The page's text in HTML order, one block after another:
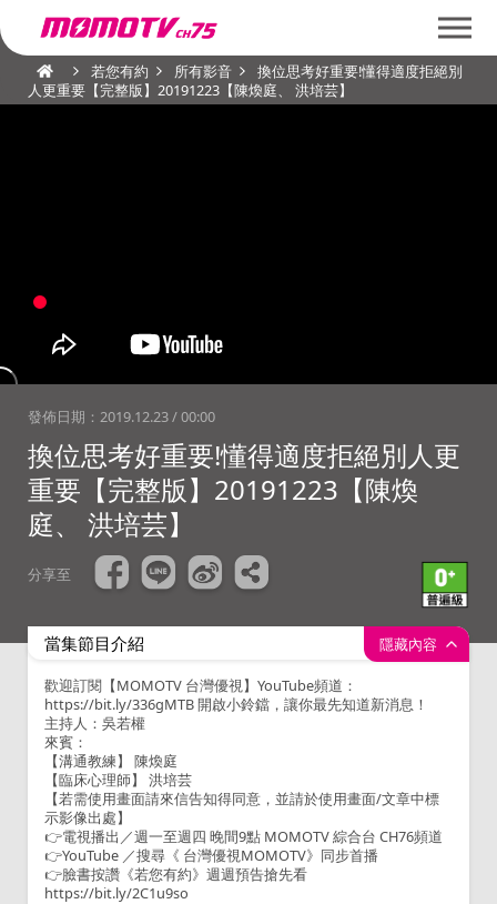
若您有約 所有影音
換位思考好重要!懂得適度拒絕別
人更重要【完整版】20191223【陳煥庭、 洪培芸】
發佈日期： 2019.12.23 / 00:00
換位思考好重要!懂得適度拒絕別人更
重要【完整版】20191223【陳煥
庭、 洪培芸】
分享至
當集節目介紹 隱藏內容
歡迎訂閱【MOMOTV 台灣優視】YouTube頻道：
https://bit.ly/336gMTB 開啟小鈴鐺，讓你最先知道新消息！
主持人：吳若權
來賓：
【溝通教練】 陳煥庭
【臨床心理師】 洪培芸
【若需使用畫面請來信告知得同意，並請於使用畫面/文章中標
示影像出處】
👉電視播出／週一至週四 晚間9點 MOMOTV 綜合台 CH76頻道
👉YouTube ／搜尋《 台灣優視MOMOTV》同步首播
👉臉書按讚《若您有約》週週預告搶先看
https://bit.ly/2C1u9so